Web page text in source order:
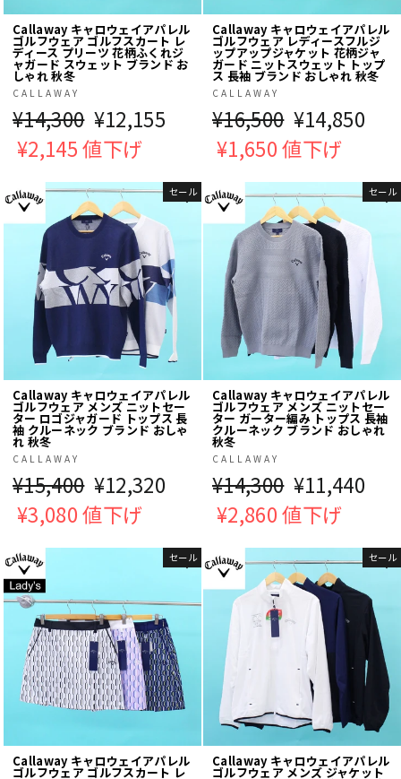
Callaway キャロウェイアパレル
ゴルフウェア ゴルフスカート レ
ディース プリーツ 花柄ふくれジ
ャガード スウェット ブランド お
しゃれ 秋冬
CALLAWAY
通
常
格
¥14,300 販
売
価
格
¥12,155
¥2,145 値下げ
Callaway キャロウェイアパレル
ゴルフウェア レディースフルジ
ップアップジャケット 花柄ジャ
ガード ニットスウェット トップ
ス 長袖 ブランド おしゃれ 秋冬
CALLAWAY
通
常
格
¥16,500 販
売
価
格
¥14,850
¥1,650 値下げ
セール
Callaway キャロウェイアパレル
ゴルフウェア メンズ ニットセー
ター ロゴジャガード トップス 長
袖 クルーネック ブランド おしゃ
れ 秋冬
CALLAWAY
通
常
格
¥15,400 販
売
価
¥12,320
¥3,080 値下げ
セール
Callaway キャロウェイアパレル
ゴルフウェア メンズ ニットセー
ター ガーター編み トップス 長袖
クルーネック ブランド おしゃれ
秋冬
CALLAWAY
通
常
格
¥14,300 販
売
価
格
¥11,440
¥2,860 値下げ
セール
Callaway キャロウェイアパレル
ゴルフウェア ゴルフスカート レ
セール
Callaway キャロウェイアパレル
ゴルフウェア メンズ ジャケット